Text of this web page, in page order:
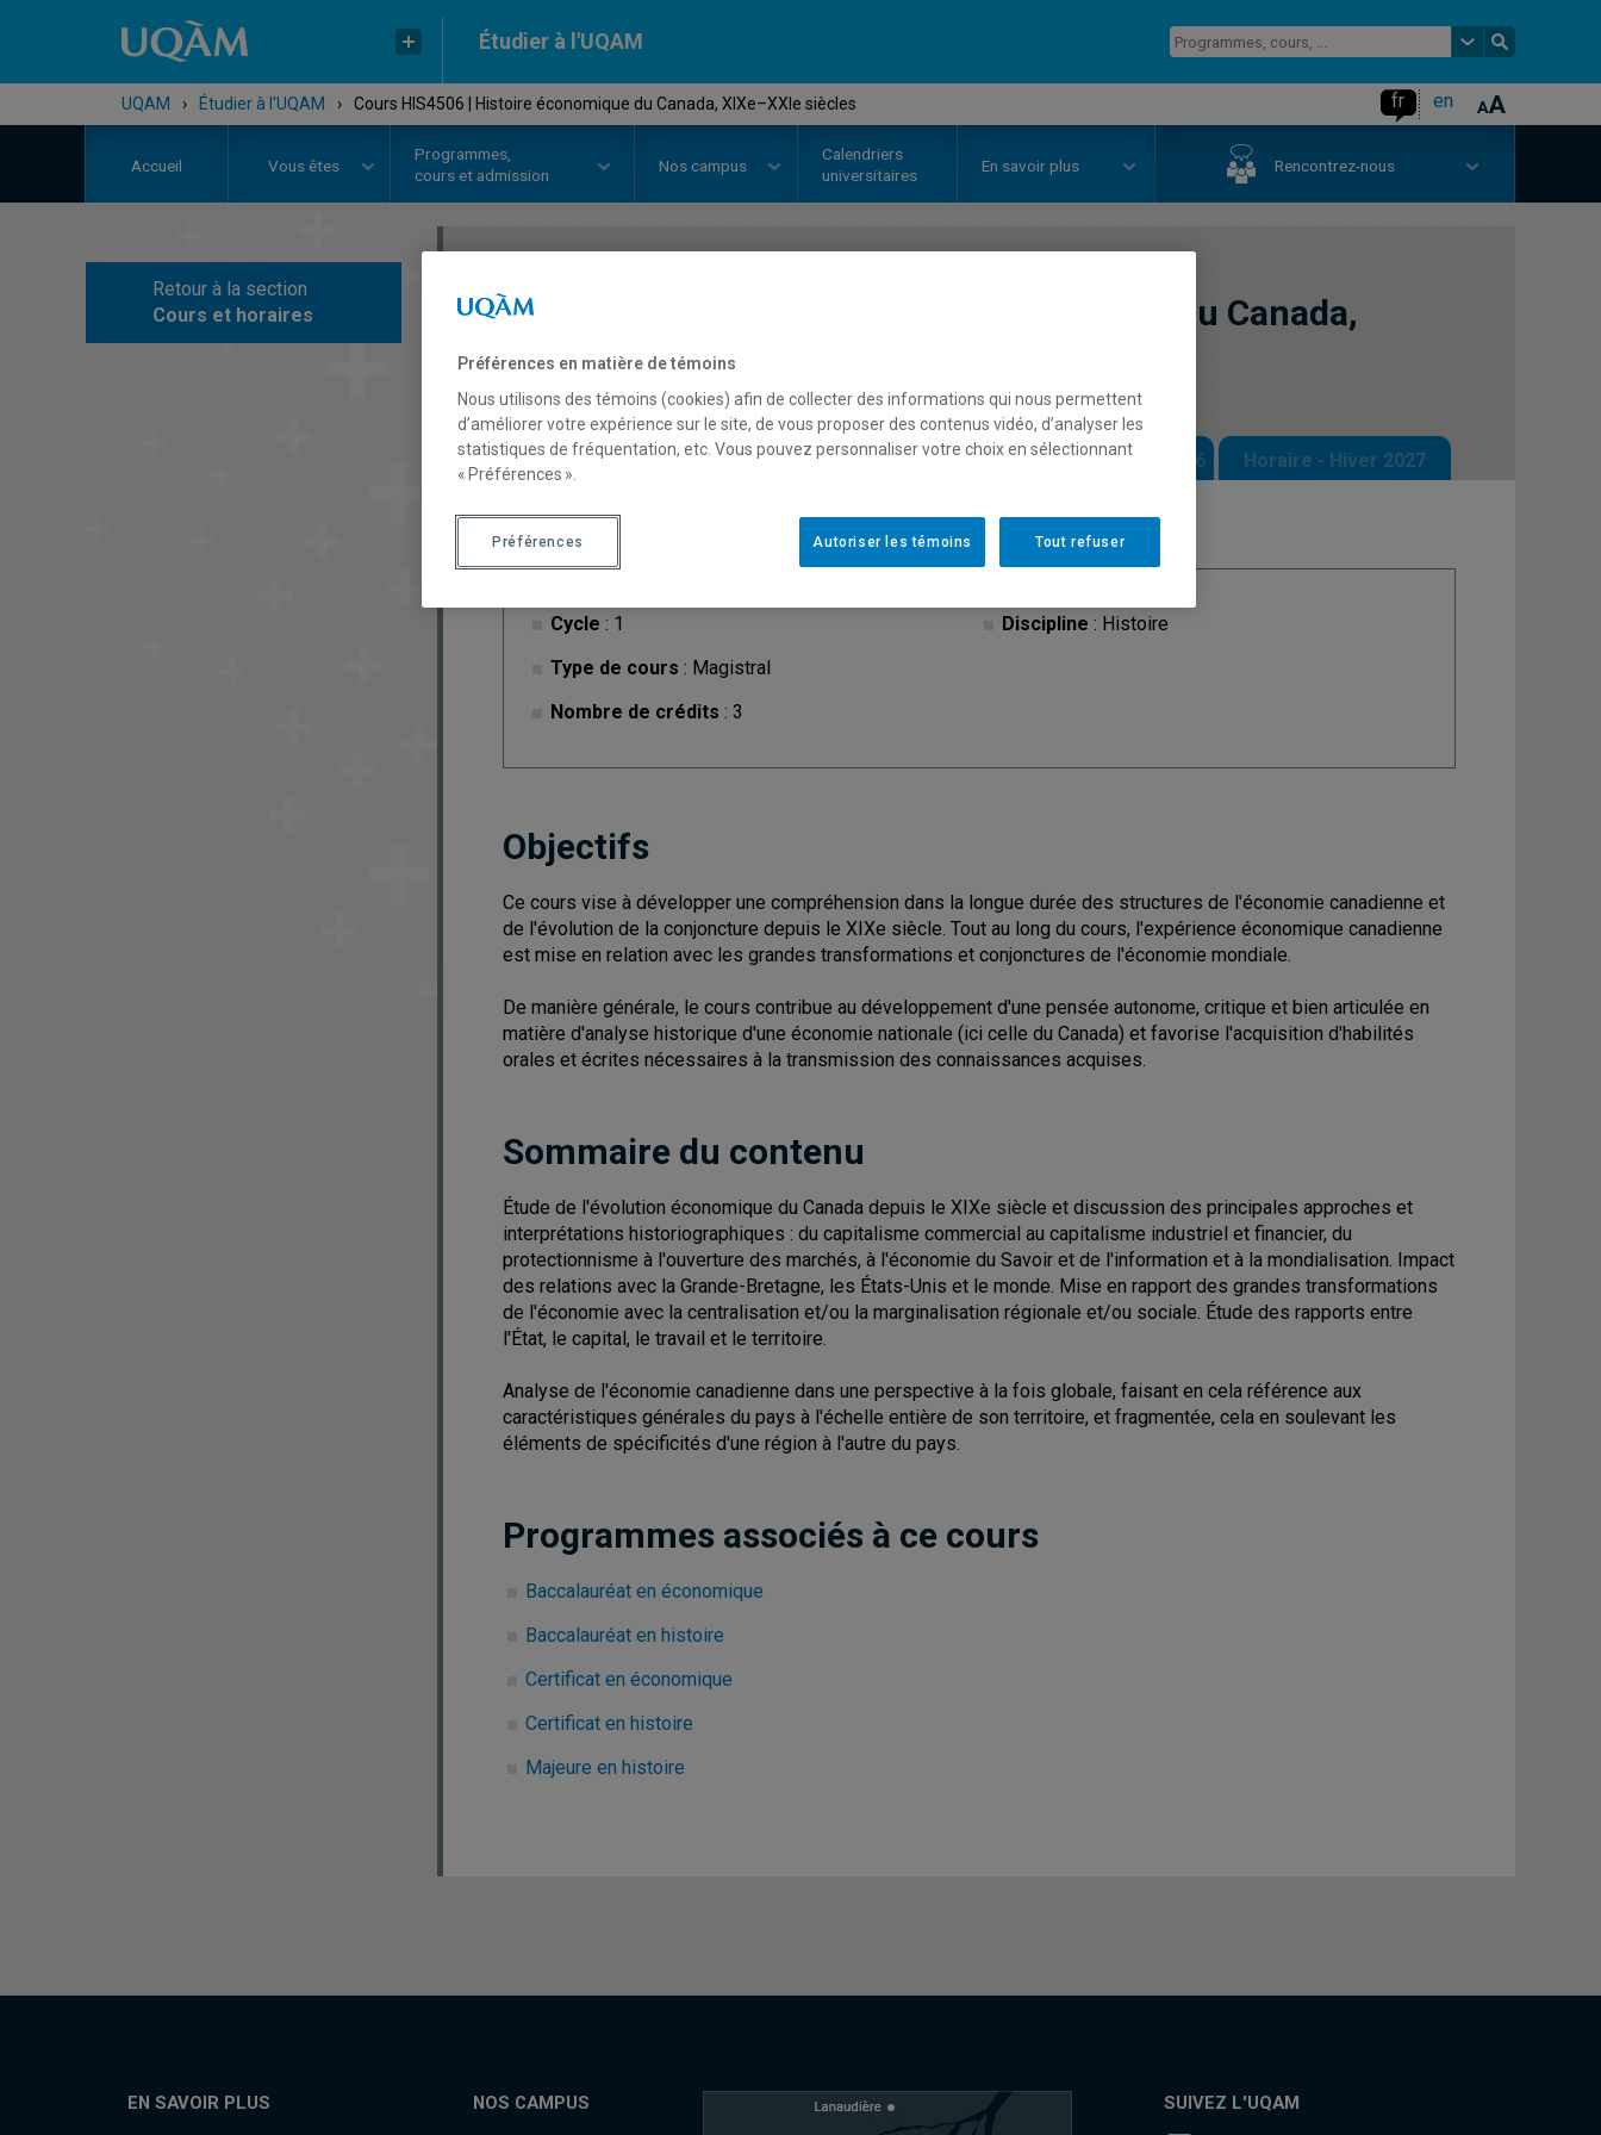
Étudier à l'UQAM
UQAM › Étudier à l'UQAM › Cours HIS4506 | Histoire économique du Canada, XIXe–XXIe siècles fr en
Accueil Vous êtes
Programmes,
cours et admission
Nos campus
Calendriers
universitaires
En savoir plus Rencontrez-nous
Retour à la section
Cours et horaires
COURS
Histoire économique du Canada,
XIXe–XXIe siècles
Description Horaire - Été 2026 Horaire - Automne 2026 Horaire - Hiver 2027
Cycle : 1
Type de cours : Magistral
Nombre de crédits : 3
Discipline : Histoire
Objectifs
Ce cours vise à développer une compréhension dans la longue durée des structures de l'économie canadienne et
de l'évolution de la conjoncture depuis le XIXe siècle. Tout au long du cours, l'expérience économique canadienne
est mise en relation avec les grandes transformations et conjonctures de l'économie mondiale.
De manière générale, le cours contribue au développement d'une pensée autonome, critique et bien articulée en
matière d'analyse historique d'une économie nationale (ici celle du Canada) et favorise l'acquisition d'habilités
orales et écrites nécessaires à la transmission des connaissances acquises.
Sommaire du contenu
Étude de l'évolution économique du Canada depuis le XIXe siècle et discussion des principales approches et
interprétations historiographiques : du capitalisme commercial au capitalisme industriel et financier, du
protectionnisme à l'ouverture des marchés, à l'économie du Savoir et de l'information et à la mondialisation. Impact
des relations avec la Grande-Bretagne, les États-Unis et le monde. Mise en rapport des grandes transformations
de l'économie avec la centralisation et/ou la marginalisation régionale et/ou sociale. Étude des rapports entre
l'État, le capital, le travail et le territoire.
Analyse de l'économie canadienne dans une perspective à la fois globale, faisant en cela référence aux
caractéristiques générales du pays à l'échelle entière de son territoire, et fragmentée, cela en soulevant les
éléments de spécificités d'une région à l'autre du pays.
Programmes associés à ce cours
Baccalauréat en économique
Baccalauréat en histoire
Certificat en économique
Certificat en histoire
Majeure en histoire
EN SAVOIR PLUS NOS CAMPUS SUIVEZ L'UQAM
Préférences en matière de témoins
Nous utilisons des témoins (cookies) afin de collecter des informations qui nous permettent
d’améliorer votre expérience sur le site, de vous proposer des contenus vidéo, d’analyser les
statistiques de fréquentation, etc. Vous pouvez personnaliser votre choix en sélectionnant
« Préférences ».
Tout refuser
Autoriser les témoins
Préférences